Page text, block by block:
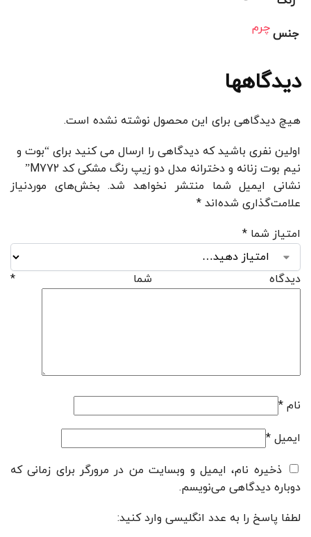
جنسچرم
دیدگاهها
هیچ دیدگاهی برای این محصول نوشته نشده است.
اولین نفری باشید که دیدگاهی را ارسال می کنید برای “بوت و
نیم بوت زنانه و دخترانه مدل دو زیپ رنگ مشکی کد M772”
نشانی ایمیل شما منتشر نخواهد شد. بخش‌های موردنیاز
علامت‌گذاری شده‌اند *
امتیاز شما *
دیدگاه شما *
نام *
ایمیل *
ذخیره نام، ایمیل و وبسایت من در مرورگر برای زمانی که
دوباره دیدگاهی می‌نویسم.
لطفا پاسخ را به عدد انگلیسی وارد کنید: